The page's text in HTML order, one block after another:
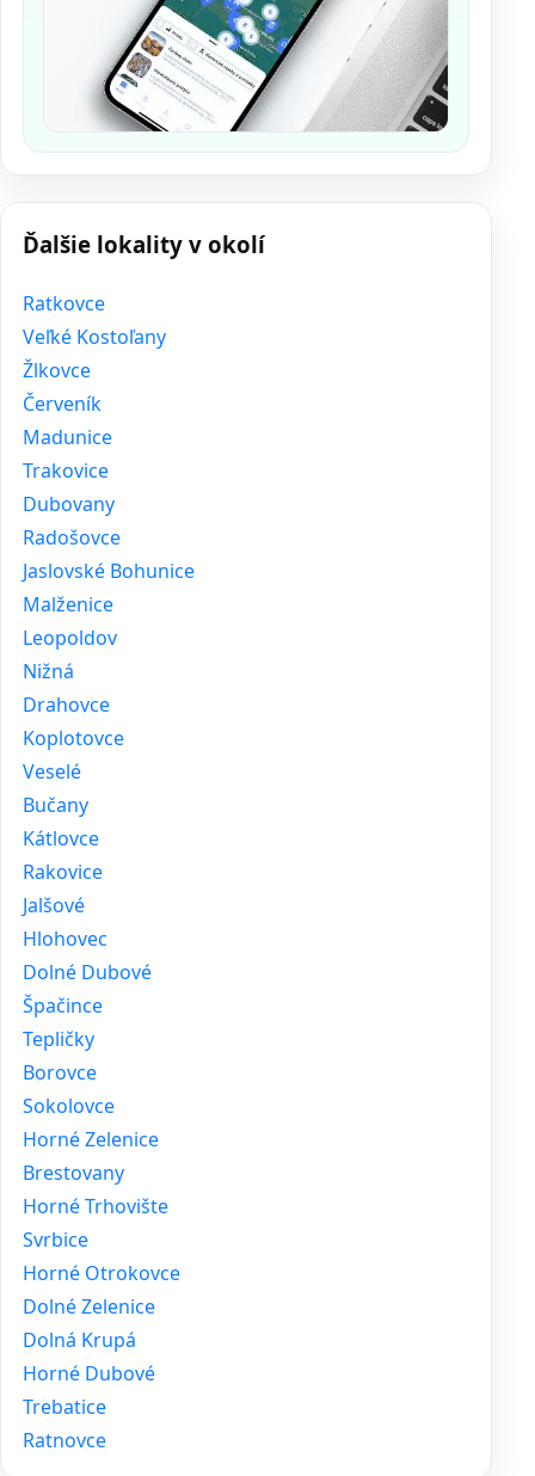
Ďalšie lokality v okolí
Ratkovce
Veľké Kostoľany
Žlkovce
Červeník
Madunice
Trakovice
Dubovany
Radošovce
Jaslovské Bohunice
Malženice
Leopoldov
Nižná
Drahovce
Koplotovce
Veselé
Bučany
Kátlovce
Rakovice
Jalšové
Hlohovec
Dolné Dubové
Špačince
Tepličky
Borovce
Sokolovce
Horné Zelenice
Brestovany
Horné Trhovište
Svrbice
Horné Otrokovce
Dolné Zelenice
Dolná Krupá
Horné Dubové
Trebatice
Ratnovce